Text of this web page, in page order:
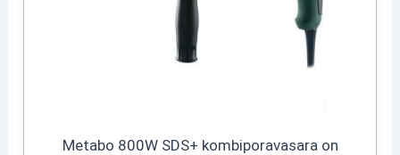
Metabo 800W SDS+ kombiporavasara on